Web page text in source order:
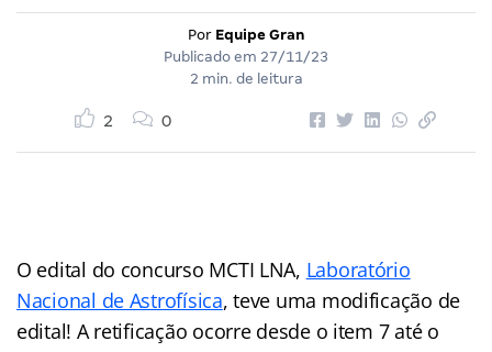
Por Equipe Gran
Publicado em 27/11/23
2 min. de leitura
2 0
O edital do concurso MCTI LNA, Laboratório
Nacional de Astrofísica, teve uma modificação de
edital! A retificação ocorre desde o item 7 até o